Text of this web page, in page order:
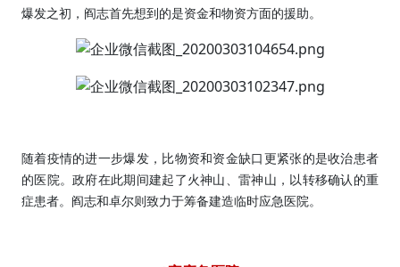
爆发之初，阎志首先想到的是资金和物资方面的援助。
随着疫情的进一步爆发，比物资和资金缺口更紧张的是收治患者
的医院。政府在此期间建起了火神山、雷神山，以转移确认的重
症患者。阎志和卓尔则致力于筹备建造临时应急医院。